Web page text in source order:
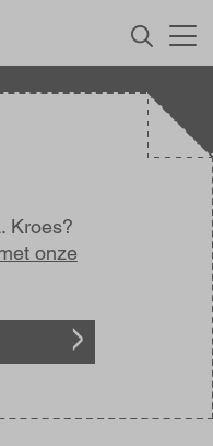
Kroes?
onze